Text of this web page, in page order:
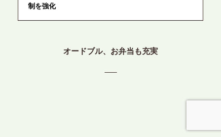
制を強化
プレスリリースのご案内｜ケータリングのセカンド
目の展開で、拡大する出張パーティー・ケータリン
オードブル、お弁当も充実